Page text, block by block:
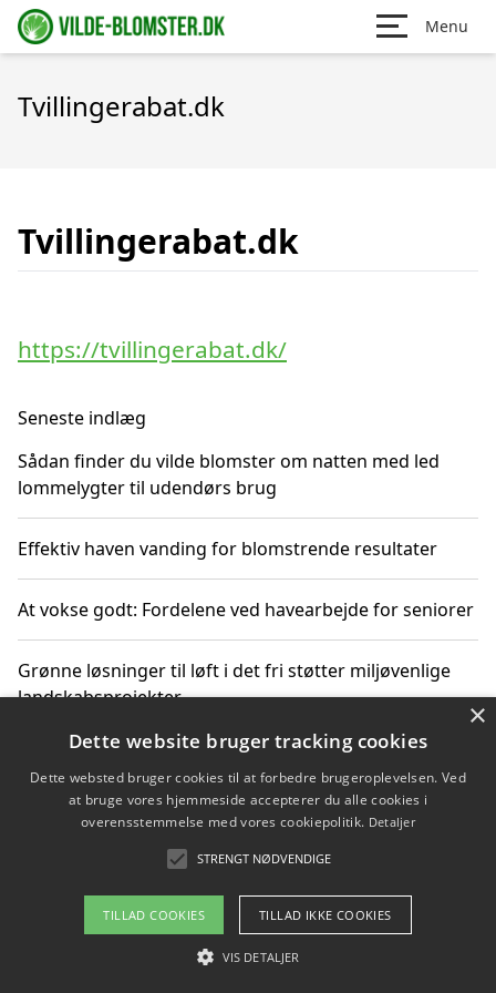
Menu
Tvillingerabat.dk
Tvillingerabat.dk
https://tvillingerabat.dk/
Seneste indlæg
Sådan finder du vilde blomster om natten med led
lommelygter til udendørs brug
Effektiv haven vanding for blomstrende resultater
At vokse godt: Fordelene ved havearbejde for seniorer
Grønne løsninger til løft i det fri støtter miljøvenlige
landskabsprojekter
Gør haven til et frirum for familien og naturen
Copyright 2026 - Pilanto Aps
Om / kontakt
Blog Betingelser
×
Dette website bruger tracking cookies
Dette websted bruger cookies til at forbedre brugeroplevelsen. Ved
at bruge vores hjemmeside accepterer du alle cookies i
overensstemmelse med vores cookiepolitik. Detaljer
STRENGT NØDVENDIGE
TILLAD COOKIES TILLAD IKKE COOKIES
VIS DETALJER